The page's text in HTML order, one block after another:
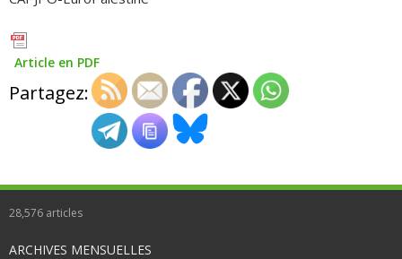
Article en PDF
Partagez:
28,576 articles
ARCHIVES MENSUELLES